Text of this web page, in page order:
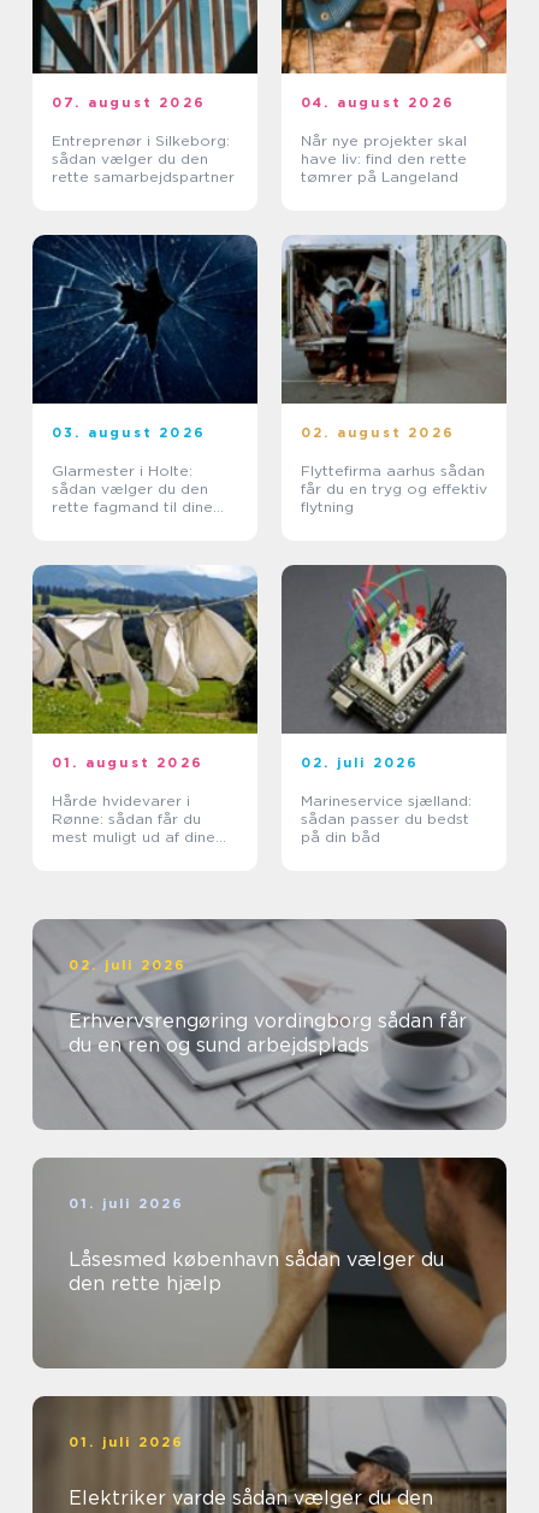
07. august 2026
Entreprenør i Silkeborg:
sådan vælger du den
rette samarbejdspartner
04. august 2026
Når nye projekter skal
have liv: find den rette
tømrer på Langeland
03. august 2026
Glarmester i Holte:
sådan vælger du den
rette fagmand til dine
02. august 2026
Flyttefirma aarhus sådan
får du en tryg og effektiv
flytning
01. august 2026
Hårde hvidevarer i
Rønne: sådan får du
mest muligt ud af dine
02. juli 2026
Marineservice sjælland:
sådan passer du bedst
på din båd
02. juli 2026
Erhvervsrengøring vordingborg sådan får
du en ren og sund arbejdsplads
01. juli 2026
Låsesmed københavn sådan vælger du
den rette hjælp
01. juli 2026
Elektriker varde sådan vælger du den